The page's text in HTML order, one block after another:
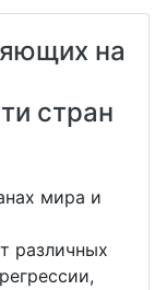
на
стран
мира и
различных